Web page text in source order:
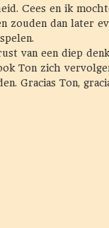
Cees en ik
zouden dan later
van een diep
Ton zich
Gracias Ton,